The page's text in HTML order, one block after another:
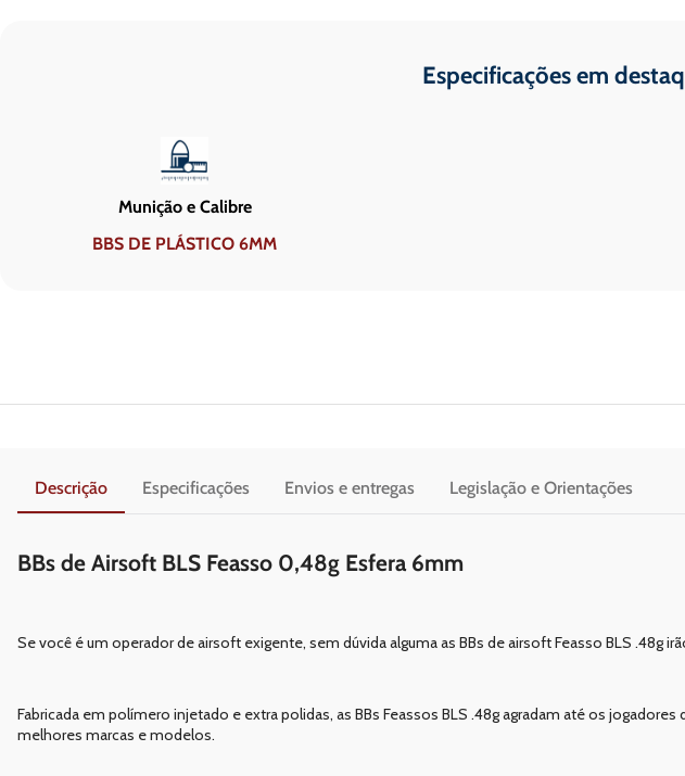
Especificações em
Munição e Calibre
BBS DE PLÁSTICO 6MM
Descrição Especificações Envios e entregas Legislação e Orientações
BBs de Airsoft BLS Feasso 0,48g Esfera 6mm
Se você é um operador de airsoft exigente, sem dúvida alguma as BBs de airsoft Feasso BLS .48g
Fabricada em polímero injetado e extra polidas, as BBs Feassos BLS .48g agradam até os
melhores marcas e modelos.